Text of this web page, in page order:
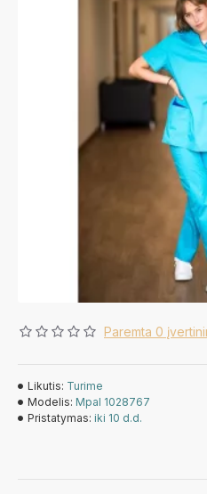
Paremta 0
Likutis: Turime
Modelis: Mpal 1028767
Pristatymas: iki 10 d.d.